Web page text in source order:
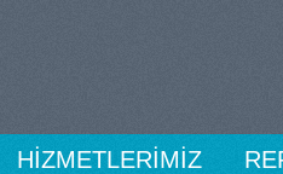
HİZMETLERİMİZ